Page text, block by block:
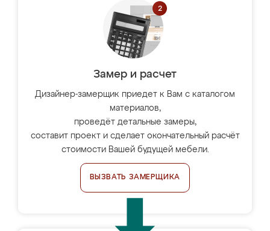
Замер и расчет
Дизайнер-замерщик приедет к Вам с каталогом
материалов,
проведёт детальные замеры,
составит проект и сделает окончательный расчёт
стоимости Вашей будущей мебели.
ВЫЗВАТЬ ЗАМЕРЩИКА